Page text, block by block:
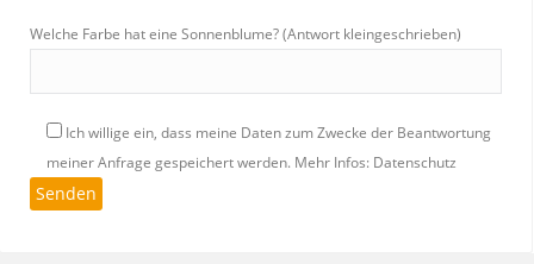
Welche Farbe hat eine Sonnenblume? (Antwort kleingeschrieben)
Ich willige ein, dass meine Daten zum Zwecke der Beantwortung
meiner Anfrage gespeichert werden. Mehr Infos: Datenschutz